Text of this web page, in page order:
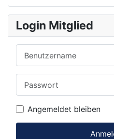
Login Mitglied
Angemeldet bleiben